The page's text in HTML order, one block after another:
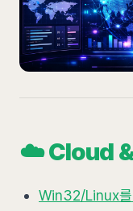
☁️ Cloud
Win32/Linux를